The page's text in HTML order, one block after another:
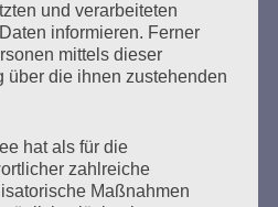
bis es keine Nazis mehr
und verarbeiteten
informieren. Ferner
mittels dieser
über die ihnen zustehenden
hat als für die
zahlreiche
Maßnahmen